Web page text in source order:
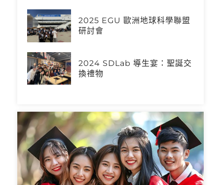
2025 EGU 歐洲地球科學聯盟
研討會
2024 SDLab 導生宴：聖誕交
換禮物